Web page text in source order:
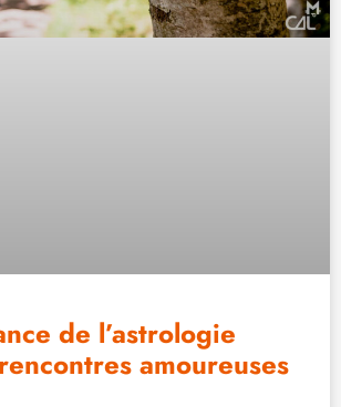
de l’astrologie
amoureuses